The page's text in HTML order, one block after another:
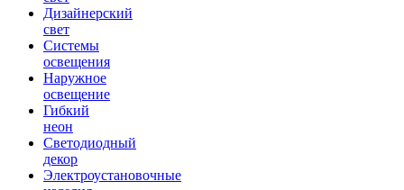
Дизайнерский
свет
Системы
освещения
Наружное
освещение
Гибкий
неон
Светодиодный
декор
Электроустановочные